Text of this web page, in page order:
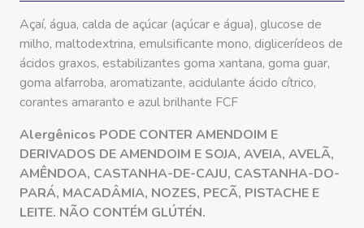
açaí, água, calda de açúcar (açúcar e água), glucose de
milho, maltodextrina, emulsificante mono, diglicerídeos de
ácidos graxos, estabilizantes goma xantana, goma guar,
goma alfarroba, aromatizante, acidulante ácido cítrico,
corantes amaranto e azul brilhante FCF
Alergênicos PODE CONTER AMENDOIM E
DERIVADOS DE AMENDOIM E SOJA, AVEIA, AVELÃ,
AMÊNDOA, CASTANHA-DE-CAJU, CASTANHA-DO-
PARÁ, MACADÂMIA, NOZES, PECÃ, PISTACHE E
LEITE. NÃO CONTÉM GLÚTÉN.